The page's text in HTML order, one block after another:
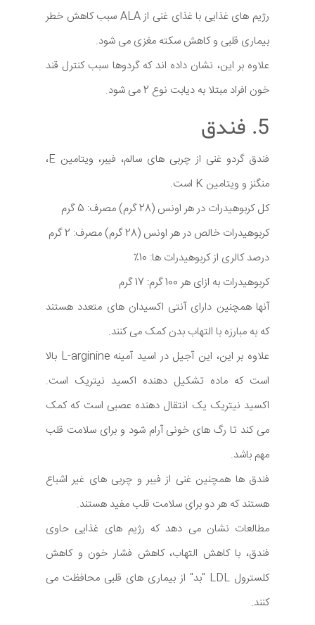
رژیم های غذایی با غذای غنی از ALA سبب کاهش خطر
بیماری قلبی و کاهش سکته مغزی می شود.
علاوه بر این، نشان داده اند که گردوها سبب کنترل قند
خون افراد مبتلا به دیابت نوع 2 می شود.
5. فندق
فندق گردو غنی از چربی های سالم، فیبر، ویتامین E،
منگنز و ویتامین K است.
کل کربوهیدرات در هر اونس (28 گرم) مصرف: 5 گرم
کربوهیدرات خالص در هر اونس (28 گرم) مصرف: 2 گرم
درصد کالری از کربوهیدرات ها: 10٪
کربوهیدرات به ازای هر 100 گرم: 17 گرم
آنها همچنین دارای آنتی اکسیدان های متعدد هستند
که به مبارزه با التهاب بدن کمک می کنند.
علاوه بر این، این آجیل در اسید آمینه L-arginine بالا
است که ماده تشکیل دهنده اکسید نیتریک است.
اکسید نیتریک یک انتقال دهنده عصبی است که کمک
می کند تا رگ های خونی آرام شود و برای سلامت قلب
مهم باشد.
فندق ها همچنین غنی از فیبر و چربی های غیر اشباع
هستند که هر دو برای سلامت قلب مفید هستند.
مطالعات نشان می دهد که رژیم های غذایی حاوی
فندق، با کاهش التهاب، کاهش فشار خون و کاهش
کلسترول LDL "بد" از بیماری های قلبی محافظت می
کنند.